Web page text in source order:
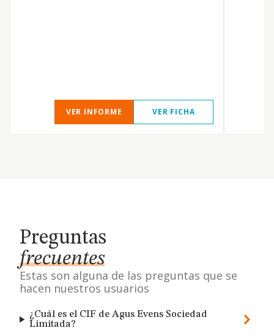
VER INFORME VER FICHA
Preguntas
frecuentes
Estas son alguna de las preguntas que se
hacen nuestros usuarios
¿Cuál es el CIF de Agus Evens Sociedad
Limitada?